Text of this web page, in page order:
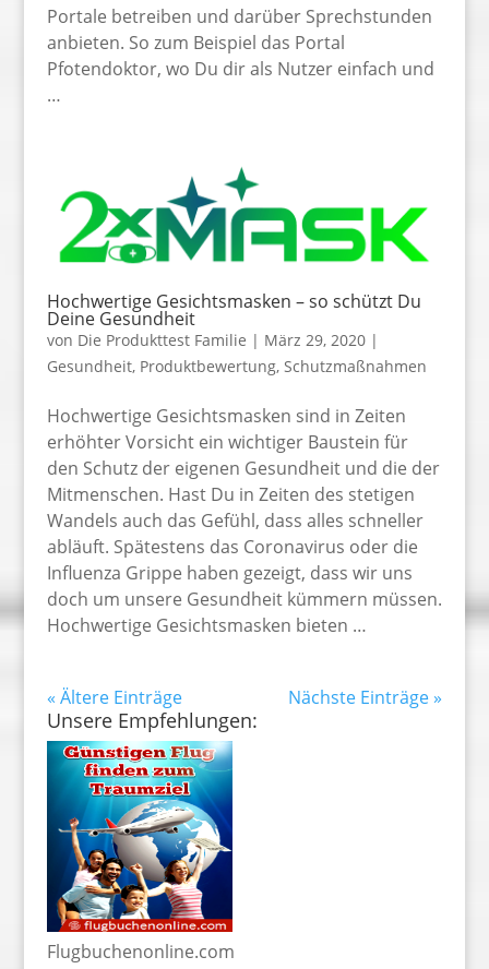
Portale betreiben und darüber Sprechstunden
anbieten. So zum Beispiel das Portal
Pfotendoktor, wo Du dir als Nutzer einfach und
…
Hochwertige Gesichtsmasken – so schützt Du
Deine Gesundheit
von Die Produkttest Familie | März 29, 2020|
Gesundheit, Produktbewertung, Schutzmaßnahmen
Hochwertige Gesichtsmasken sind in Zeiten
erhöhter Vorsicht ein wichtiger Baustein für
den Schutz der eigenen Gesundheit und die der
Mitmenschen. Hast Du in Zeiten des stetigen
Wandels auch das Gefühl, dass alles schneller
abläuft. Spätestens das Coronavirus oder die
Influenza Grippe haben gezeigt, dass wir uns
doch um unsere Gesundheit kümmern müssen.
Hochwertige Gesichtsmasken bieten …
« Ältere Einträge Nächste Einträge »
Unsere Empfehlungen:
Flugbuchenonline.com